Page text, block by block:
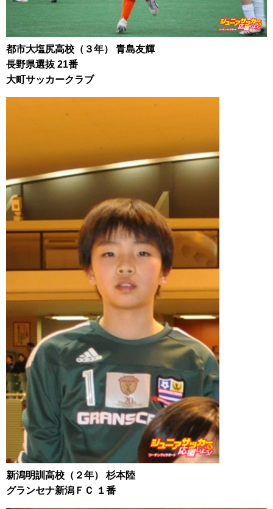
都市大塩尻高校（３年） 青島友輝
長野県選抜 21番
大町サッカークラブ
新潟明訓高校（２年） 杉本陸
グランセナ新潟ＦＣ １番